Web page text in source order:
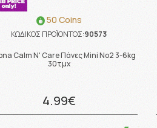
50 Coins
ΚΩΔΙΚΟΣ ΠΡΟΪΟΝΤΟΣ:90573
Calm N' Care Πάνες Mini Νο2 3-6kg
30τμχ
4.99€